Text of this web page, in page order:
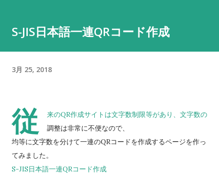
S-JIS日本語一連QRコード作成
3月 25, 2018
従
来のQR作成サイトは文字数制限等があり、文字数の
調整は非常に不便なので、
均等に文字数を分けて一連のQRコードを作成するページを作っ
てみました。
S-JIS日本語一連QRコード作成